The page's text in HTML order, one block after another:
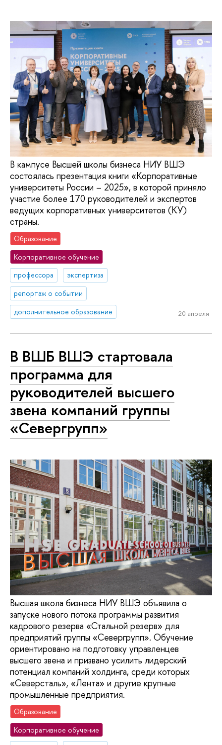
В кампусе Высшей школы бизнеса НИУ ВШЭ
состоялась презентация книги «Корпоративные
университеты России – 2025», в которой приняло
участие более 170 руководителей и экспертов
ведущих корпоративных университетов (КУ)
страны.
Образование
Корпоративное обучение
профессора
экспертиза
репортаж о событии
дополнительное образование
20 апреля
В ВШБ ВШЭ стартовала
программа для
руководителей высшего
звена компаний группы
«Севергрупп»
Высшая школа бизнеса НИУ ВШЭ объявила о
запуске нового потока программы развития
кадрового резерва «Стальной резерв» для
предприятий группы «Севергрупп». Обучение
ориентировано на подготовку управленцев
высшего звена и призвано усилить лидерский
потенциал компаний холдинга, среди которых
«Северсталь», «Лента» и другие крупные
промышленные предприятия.
Образование
Корпоративное обучение